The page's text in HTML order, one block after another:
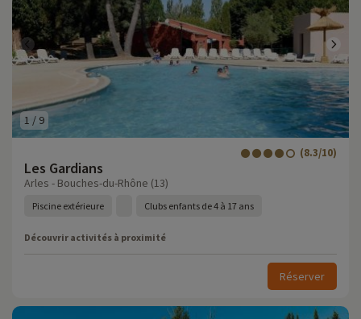
1 / 9
Les Gardians
(8.3/10)
Arles - Bouches-du-Rhône (13)
Piscine extérieure Clubs enfants de 4 à 17 ans
Découvrir activités à proximité
Réserver